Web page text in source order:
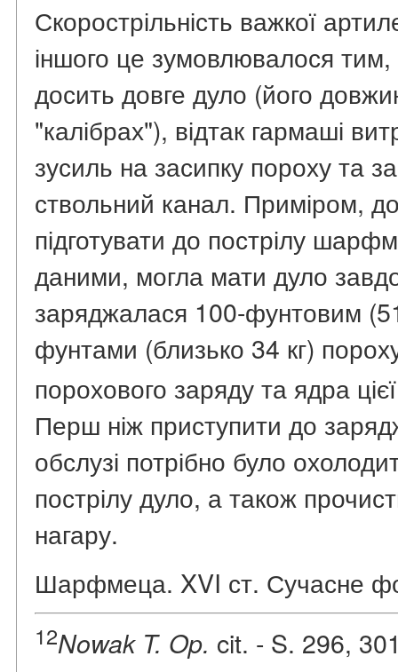
Скорострільність важкої
іншого це зумовлювалося
досить довге дуло (його
"калібрах"), відтак гармаші
зусиль на засипку пороху та
ствольний канал. Приміром,
підготувати до пострілу
даними, могла мати дуло
заряджалася 100-фунтовим
фунтами (близько 34 кг)
порохового заряду та ядра
Перш ніж приступити до
обслузі потрібно було
пострілу дуло, а також
нагару.
Шарфмеца. XVI ст. Сучасне
12Nowak T. Op. cit. - S. 296,